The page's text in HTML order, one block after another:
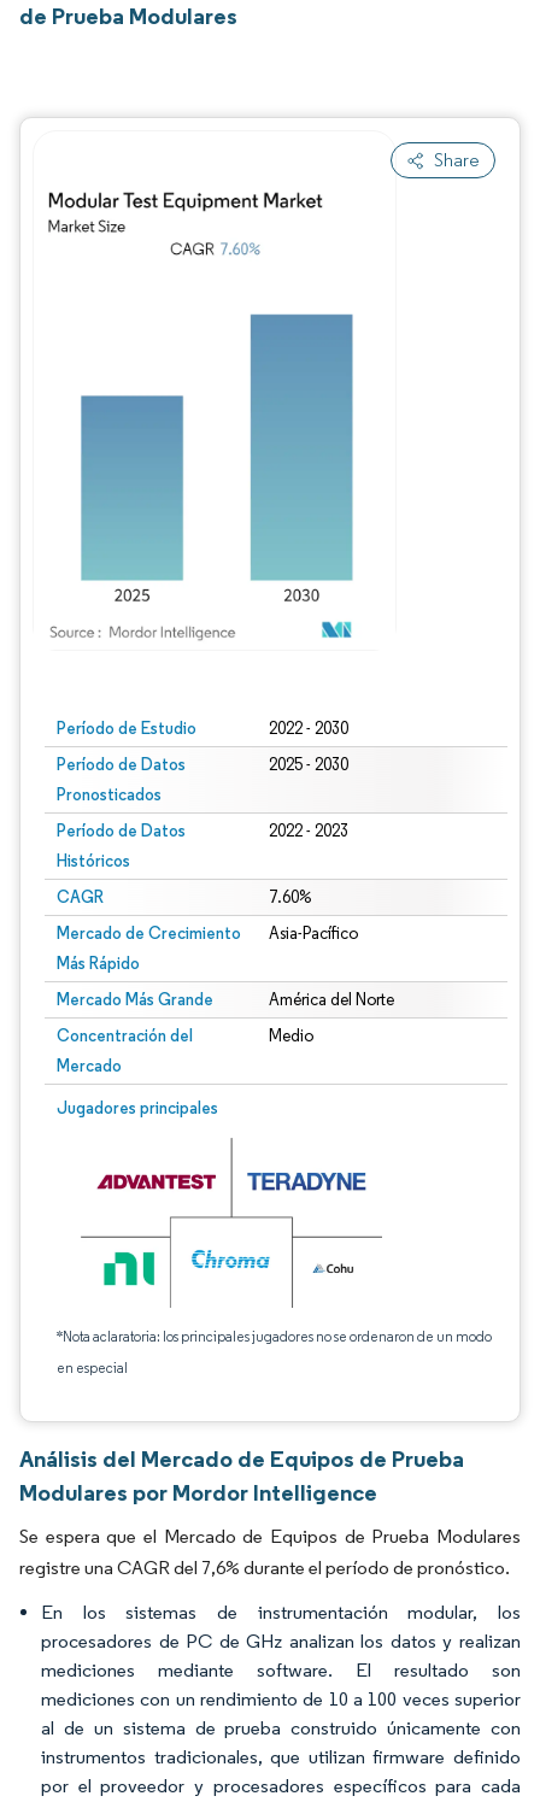
de Prueba Modulares
Share
Período de Estudio 2022 - 2030
Período de Datos
Pronosticados
2025 - 2030
Período de Datos
Históricos
2022 - 2023
CAGR 7.60%
Mercado de Crecimiento
Más Rápido
Asia-Pacífico
Mercado Más Grande América del Norte
Concentración del
Mercado
Medio
Jugadores principales
*Nota aclaratoria: los principales jugadores no se ordenaron de un modo
en especial
Análisis del Mercado de Equipos de Prueba
Modulares por Mordor Intelligence
Se espera que el Mercado de Equipos de Prueba Modulares
registre una CAGR del 7,6% durante el período de pronóstico.
En los sistemas de instrumentación modular, los
procesadores de PC de GHz analizan los datos y realizan
mediciones mediante software. El resultado son
mediciones con un rendimiento de 10 a 100 veces superior
al de un sistema de prueba construido únicamente con
instrumentos tradicionales, que utilizan firmware definido
por el proveedor y procesadores específicos para cada